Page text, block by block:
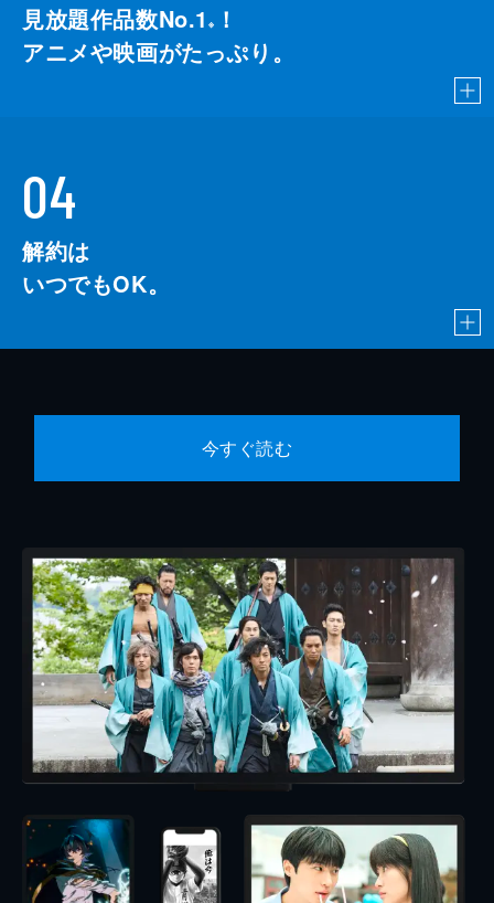
見放題作品数No.1 ※
！
アニメや映画がたっぷり。
04
解約は
いつでもOK。
今すぐ読む